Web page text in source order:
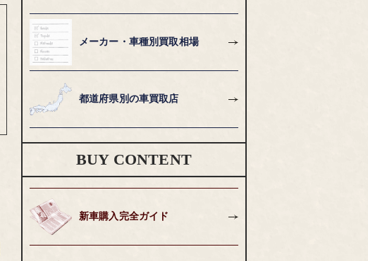
メーカー・車種別買取相場
都道府県別の車買取店
BUY CONTENT
新車購入完全ガイド